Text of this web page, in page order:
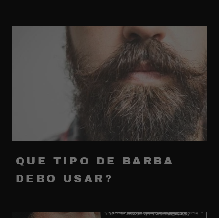
QUE TIPO DE BARBA
DEBO USAR?